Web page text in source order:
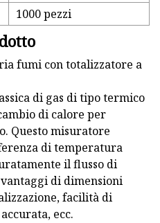
1000 pezzi
fumi con totalizzatore a
di gas di tipo termico
di calore per
Questo misuratore
di temperatura
il flusso di
di dimensioni
facilità di
ecc.